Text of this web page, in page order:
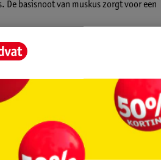
basisnoot van muskus zorgt voor een
BENZOPHENONE-1, BHT, ALCOHOL,
CITRONELLOL, ISOEUGENOL,
1).